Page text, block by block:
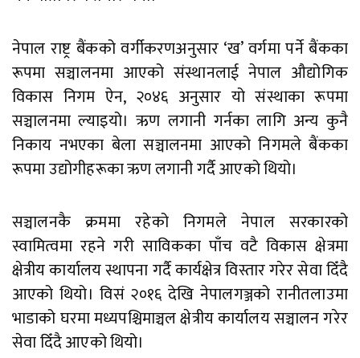
नेपाल राष्ट्र बैंकको वर्गीकरणअनुसार ‘ख’ वर्गमा पर्ने बैंकका
रूपमा सञ्चालनमा आएको संस्थानलाई नेपाल औद्योगिक
विकास निगम ऐन, २०४६ अनुसार यो संस्थाका रूपमा
सञ्चालनमा ल्याइयो। ऋण लगानी गर्नका लागि अन्य कुनै
निकाय नभएका बेला सञ्चालनमा आएको निगमले बैंकका
रूपमा उद्योगीहरूका ऋण लगानी गर्दै आएको थियो।
सञ्चालनकै क्रममा रहेको निगमले नेपाल सरकारको
स्वामित्वमा रहने गरी साविकका पाँच वटै विकास क्षेत्रमा
क्षेत्रीय कार्यालय स्थापना गर्दै कार्यक्षेत्र विस्तार गरेर सेवा दिँदै
आएको थियो। विसं २०१६ देखि नेपालगञ्जको रानीतलाउमा
भाडाको घरमा मध्यपश्चिमाञ्चल क्षेत्रीय कार्यालय सञ्चालन गरेर
सेवा दिँदै आएको थियो।